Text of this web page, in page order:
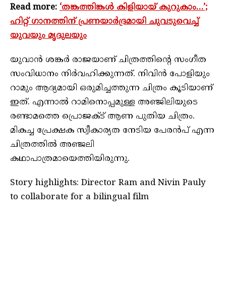
Read more: ‘തങ്കത്തിങ്കള്‍ കിളിയായ് കുറുകാം…’;
ഹിറ്റ് ഗാനത്തിന് പ്രണയാര്‍ദ്രമായി ചുവടുവെച്ച്
യുവയും മൃദുലയും
യുവാന്‍ ശങ്കര്‍ രാജയാണ് ചിത്രത്തിന്റെ സംഗീത
സംവിധാനം നിര്‍വഹിക്കുന്നത്. നിവിന്‍ പോളിയും
റാമും ആദ്യമായി ഒരുമിച്ചത്തുന്ന ചിത്രം കൂടിയാണ്
ഇത്. എന്നാല്‍ റാമിനൊപ്പമുള്ള അഞ്ജിലിയുടെ
രണ്ടാമത്തെ പ്രൊജക്ട് ആണ പുതിയ ചിത്രം.
മികച്ച പ്രേക്ഷക സ്വീകാര്യത നേടിയ പേരന്‍പ് എന്ന
ചിത്രത്തില്‍ അഞ്ജലി
കഥാപാത്രമായെത്തിയിരുന്നു.
Story highlights: Director Ram and Nivin Pauly
to collaborate for a bilingual film